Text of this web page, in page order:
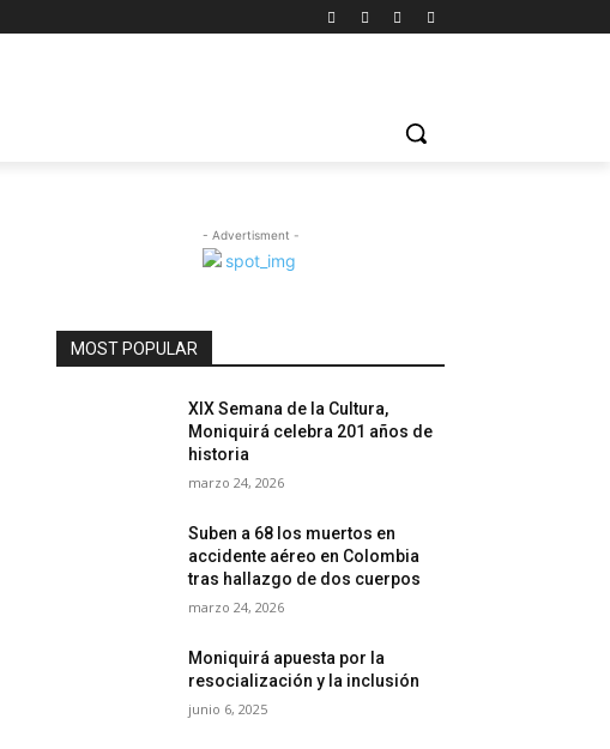
- Advertisment -
MOST POPULAR
XIX Semana de la Cultura,
Moniquirá celebra 201 años de
historia
marzo 24, 2026
Suben a 68 los muertos en
accidente aéreo en Colombia
tras hallazgo de dos cuerpos
marzo 24, 2026
Moniquirá apuesta por la
resocialización y la inclusión
junio 6, 2025